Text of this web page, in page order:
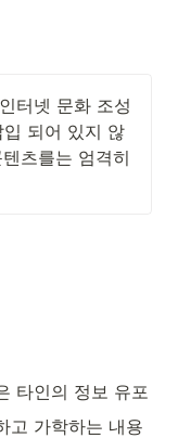
터넷 문화 조성
되어 있지 않
츠를는 엄격히
타인의 정보 유포
고 가학하는 내용